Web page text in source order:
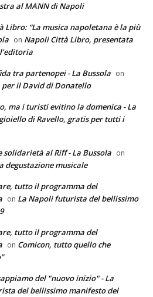
al MANN di Napoli
Libro: “La musica napoletana è la più
on Napoli Città Libro, presentata
tra partenopei - La Bussola on
per il David di Donatello
ma i turisti evitino la domenica - La
di Ravello, gratis per tutti i
al Riff - La Bussola on
degustazione musicale
tutto il programma del
on La Napoli futurista del bellissimo
tutto il programma del
on Comicon, tutto quello che
del "nuovo inizio" - La
del bellissimo manifesto del